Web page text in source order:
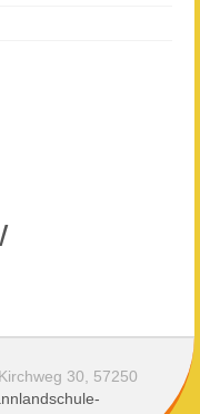
30, 57250